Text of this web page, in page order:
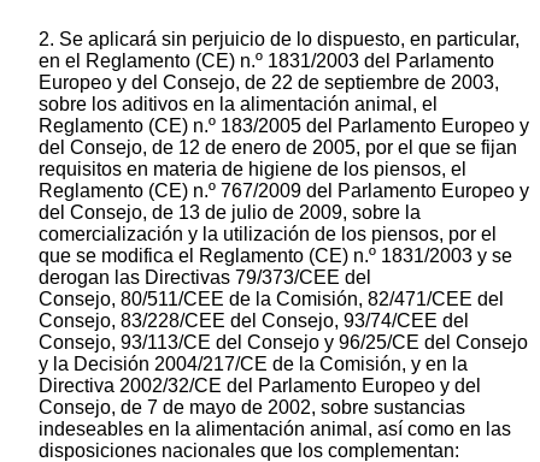
2. Se aplicará sin perjuicio de lo dispuesto, en particular,
en el Reglamento (CE) n.º 1831/2003 del Parlamento
Europeo y del Consejo, de 22 de septiembre de 2003,
sobre los aditivos en la alimentación animal, el
Reglamento (CE) n.º 183/2005 del Parlamento Europeo y
del Consejo, de 12 de enero de 2005, por el que se fijan
requisitos en materia de higiene de los piensos, el
Reglamento (CE) n.º 767/2009 del Parlamento Europeo y
del Consejo, de 13 de julio de 2009, sobre la
comercialización y la utilización de los piensos, por el
que se modifica el Reglamento (CE) n.º 1831/2003 y se
derogan las Directivas 79/373/CEE del
Consejo, 80/511/CEE de la Comisión, 82/471/CEE del
Consejo, 83/228/CEE del Consejo, 93/74/CEE del
Consejo, 93/113/CE del Consejo y 96/25/CE del Consejo
y la Decisión 2004/217/CE de la Comisión, y en la
Directiva 2002/32/CE del Parlamento Europeo y del
Consejo, de 7 de mayo de 2002, sobre sustancias
indeseables en la alimentación animal, así como en las
disposiciones nacionales que los complementan: